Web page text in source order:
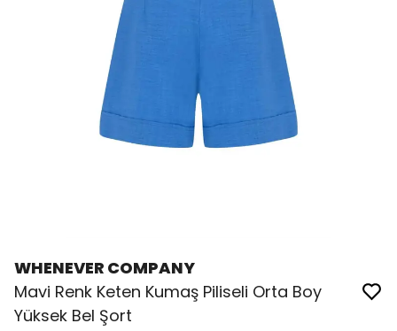
WHENEVER COMPANY
Mavi Renk Keten Kumaş Piliseli Orta Boy
Yüksek Bel Şort